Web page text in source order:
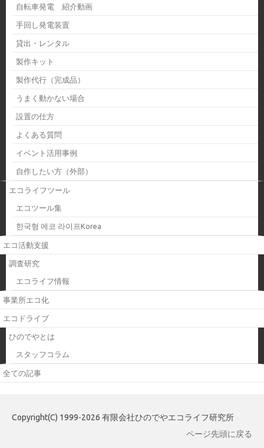
自転車発電 紹介動画
手回し発電装置
貸出・レンタル
製作キット
製作代行（完成品）
うまく動かない場合
設置の仕方
よくある質問
イベント活用事例
自作したい方（外部）
エコライフツール
エコツール集
한국형 에코 라이프Korea
エコ活動支援
調査研究
エコライフ情報
事業所エコ化
エコドライブ
ひのでやとは
スタッフコラム
全ての記事
Copyright(C) 1999-2026 有限会社ひのでやエコライフ研究所
ページ先頭に戻る